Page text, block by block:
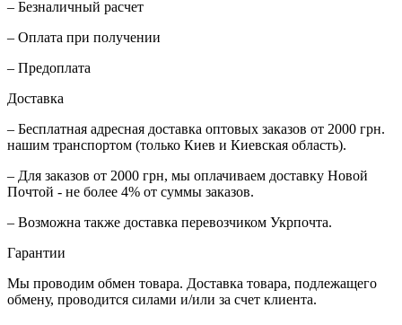
– Безналичный расчет
– Оплата при получении
– Предоплата
Доставка
– Бесплатная адресная доставка оптовых заказов от 2000 грн.
нашим транспортом (только Киев и Киевская область).
– Для заказов от 2000 грн, мы оплачиваем доставку Новой
Почтой - не более 4% от суммы заказов.
– Возможна также доставка перевозчиком Укрпочта.
Гарантии
Мы проводим обмен товара. Доставка товара, подлежащего
обмену, проводится силами и/или за счет клиента.